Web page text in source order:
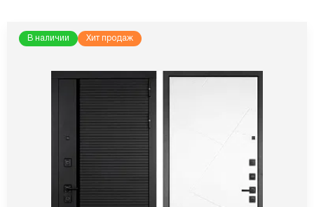
В наличии Хит продаж